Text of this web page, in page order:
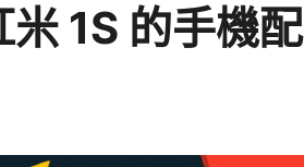
1S 的手機配